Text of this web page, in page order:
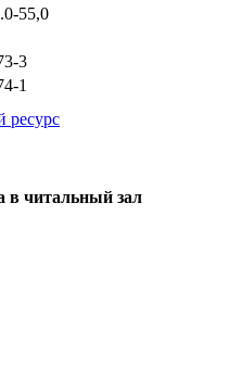
55,0
3
1
ресурс
в читальный зал